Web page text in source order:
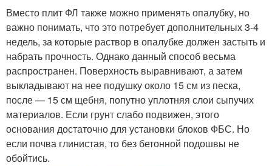
Вместо плит ФЛ также можно применять опалубку, но
важно понимать, что это потребует дополнительных 3-4
недель, за которые раствор в опалубке должен застыть и
набрать прочность. Однако данный способ весьма
распространен. Поверхность выравнивают, а затем
выкладывают на нее подушку около 15 см из песка,
после — 15 см щебня, попутно уплотняя слои сыпучих
материалов. Если грунт слабо подвижен, этого
основания достаточно для установки блоков ФБС. Но
если почва глинистая, то без бетонной подошвы не
обойтись.